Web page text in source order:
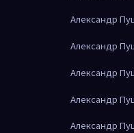
Александр
Александр
Александр
Александр
Александр